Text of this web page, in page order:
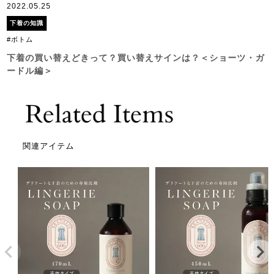
2022.05.25
下着の知識
#ボトム
下着の買い替えどきって？買い替えサインは？＜ショーツ・ガ
ードル編＞
関連アイテム